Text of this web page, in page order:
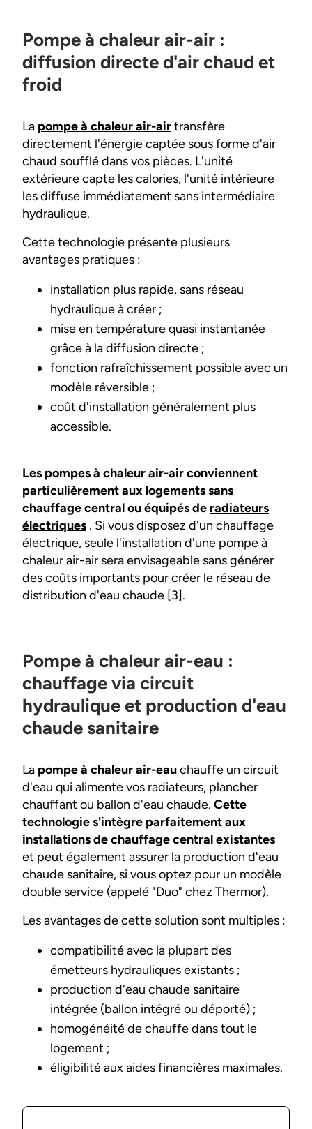
Pompe à chaleur air-air :
diffusion directe d'air chaud et
froid
La pompe à chaleur air-airtransfère
directement l'énergie captée sous forme d'air
chaud soufflé dans vos pièces. L'unité
extérieure capte les calories, l'unité intérieure
les diffuse immédiatement sans intermédiaire
hydraulique.
Cette technologie présente plusieurs
avantages pratiques :
installation plus rapide, sans réseau
hydraulique à créer ;
mise en température quasi instantanée
grâce à la diffusion directe ;
fonction rafraîchissement possible avec un
modèle réversible ;
coût d'installation généralement plus
accessible.
Les pompes à chaleur air-air conviennent
particulièrement aux logements sans
chauffage central ou équipés de radiateurs
électriques . Si vous disposez d'un chauffage
électrique, seule l'installation d'une pompe à
chaleur air-air sera envisageable sans générer
des coûts importants pour créer le réseau de
distribution d'eau chaude [3].
Pompe à chaleur air-eau :
chauffage via circuit
hydraulique et production d'eau
chaude sanitaire
La pompe à chaleur air-eauchauffe un circuit
d'eau qui alimente vos radiateurs, plancher
chauffant ou ballon d'eau chaude. Cette
technologie s'intègre parfaitement aux
installations de chauffage central existantes
et peut également assurer la production d'eau
chaude sanitaire, si vous optez pour un modèle
double service (appelé "Duo" chez Thermor).
Les avantages de cette solution sont multiples :
compatibilité avec la plupart des
émetteurs hydrauliques existants ;
production d'eau chaude sanitaire
intégrée (ballon intégré ou déporté) ;
homogénéité de chauffe dans tout le
logement ;
éligibilité aux aides financières maximales.